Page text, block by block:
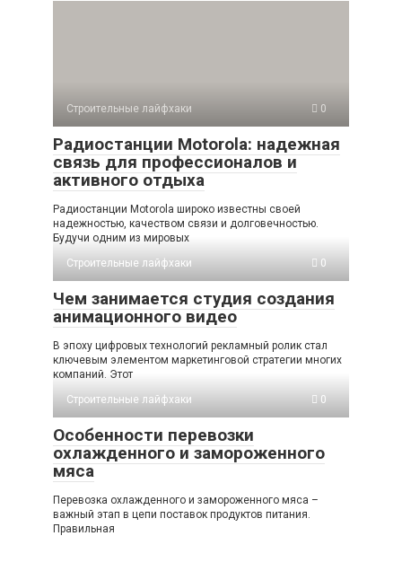
Строительные лайфхаки 0
Радиостанции Motorola: надежная
связь для профессионалов и
активного отдыха
Радиостанции Motorola широко известны своей
надежностью, качеством связи и долговечностью.
Будучи одним из мировых
Строительные лайфхаки
0
Чем занимается студия создания
анимационного видео
В эпоху цифровых технологий рекламный ролик стал
ключевым элементом маркетинговой стратегии многих
компаний. Этот
Строительные лайфхаки
0
Особенности перевозки
охлажденного и замороженного
мяса
Перевозка охлажденного и замороженного мяса –
важный этап в цепи поставок продуктов питания.
Правильная